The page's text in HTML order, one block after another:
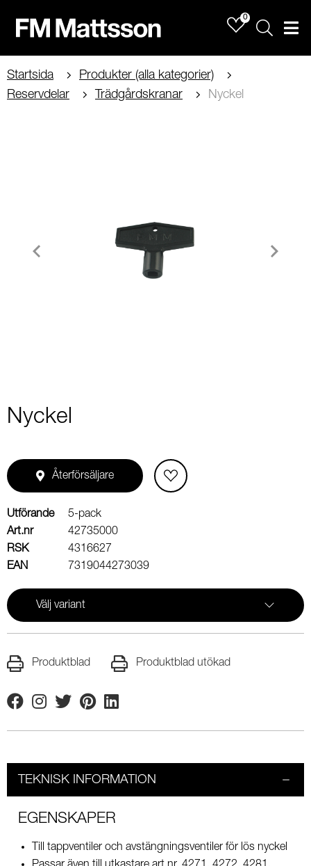
0
Sök
Startsida
Produkter (alla kategorier)
Reservdelar
Trädgårdskranar Nyckel
Nyckel
Återförsäljare
Utförande
5-pack
Art.nr
42735000
RSK
4316627
EAN
7319044273039
Välj variant
Produktblad Produktblad utökad
FacebookInstagram
TwitterPinterestLinkedin
TEKNISK INFORMATION
EGENSKAPER
Till tappventiler och avstängningsventiler för lös nyckel